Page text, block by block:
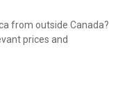
from outside Canada?
prices and